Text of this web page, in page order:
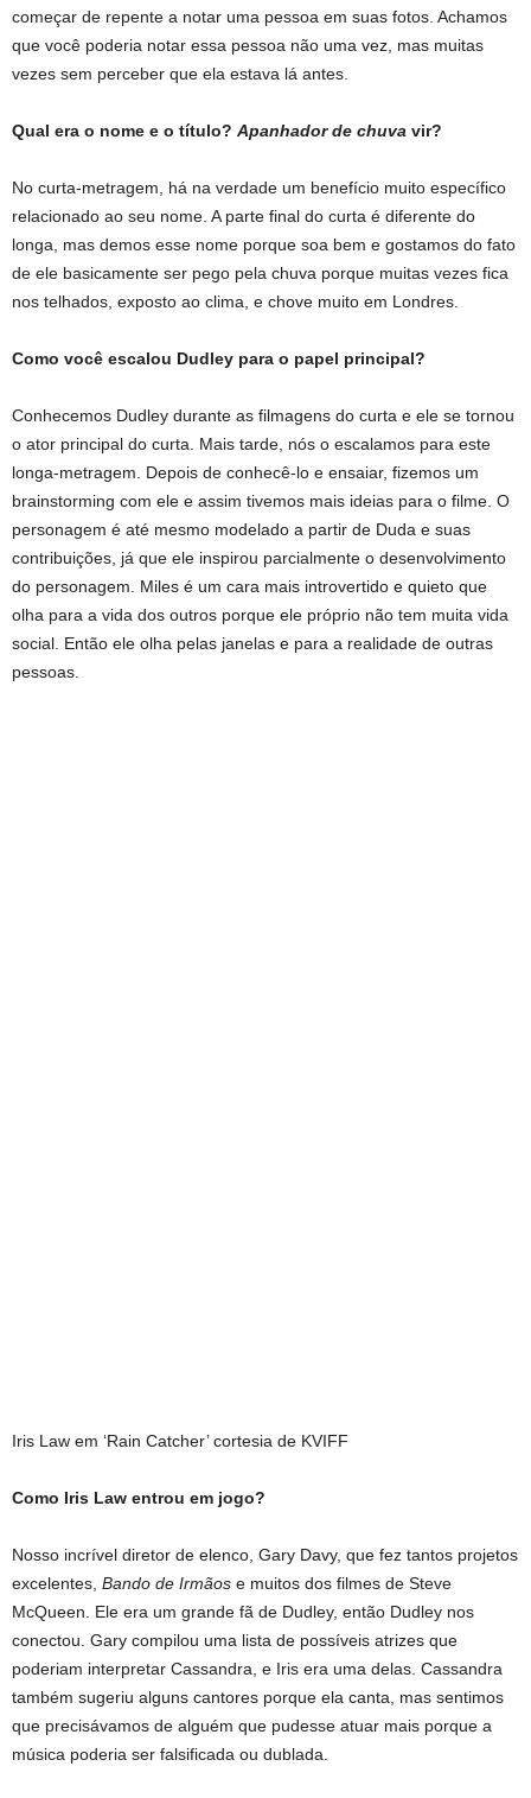
começar de repente a notar uma pessoa em suas fotos. Achamos
que você poderia notar essa pessoa não uma vez, mas muitas
vezes sem perceber que ela estava lá antes.
Qual era o nome e o título? Apanhador de chuva vir?
No curta-metragem, há na verdade um benefício muito específico
relacionado ao seu nome. A parte final do curta é diferente do
longa, mas demos esse nome porque soa bem e gostamos do fato
de ele basicamente ser pego pela chuva porque muitas vezes fica
nos telhados, exposto ao clima, e chove muito em Londres.
Como você escalou Dudley para o papel principal?
Conhecemos Dudley durante as filmagens do curta e ele se tornou
o ator principal do curta. Mais tarde, nós o escalamos para este
longa-metragem. Depois de conhecê-lo e ensaiar, fizemos um
brainstorming com ele e assim tivemos mais ideias para o filme. O
personagem é até mesmo modelado a partir de Duda e suas
contribuições, já que ele inspirou parcialmente o desenvolvimento
do personagem. Miles é um cara mais introvertido e quieto que
olha para a vida dos outros porque ele próprio não tem muita vida
social. Então ele olha pelas janelas e para a realidade de outras
pessoas.
Iris Law em ‘Rain Catcher’ cortesia de KVIFF
Como Iris Law entrou em jogo?
Nosso incrível diretor de elenco, Gary Davy, que fez tantos projetos
excelentes, Bando de Irmãos e muitos dos filmes de Steve
McQueen. Ele era um grande fã de Dudley, então Dudley nos
conectou. Gary compilou uma lista de possíveis atrizes que
poderiam interpretar Cassandra, e Iris era uma delas. Cassandra
também sugeriu alguns cantores porque ela canta, mas sentimos
que precisávamos de alguém que pudesse atuar mais porque a
música poderia ser falsificada ou dublada.